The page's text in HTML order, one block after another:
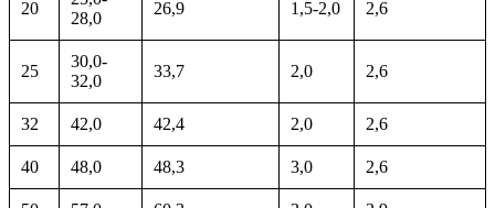
20
28,0
26,9 1,5-2,0 2,6
25
30,0-
32,0
33,7 2,0 2,6
32 42,0 42,4 2,0 2,6
40 48,0 48,3 3,0 2,6